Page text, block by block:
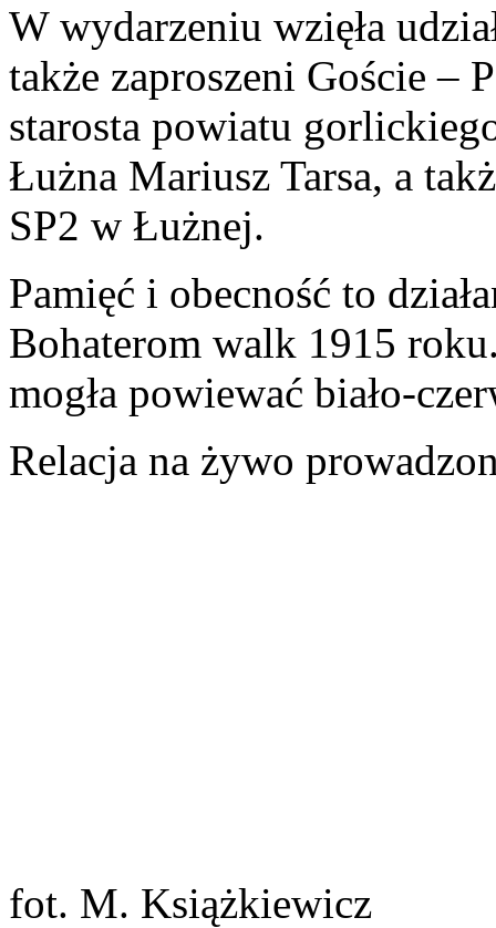
W wydarzeniu wzięła
także zaproszeni Goście –
starosta powiatu
Łużna Mariusz Tarsa, a
SP2 w Łużnej.
Pamięć i obecność to
Bohaterom walk 1915
mogła powiewać biało-
Relacja na żywo
fot. M. Książkiewicz